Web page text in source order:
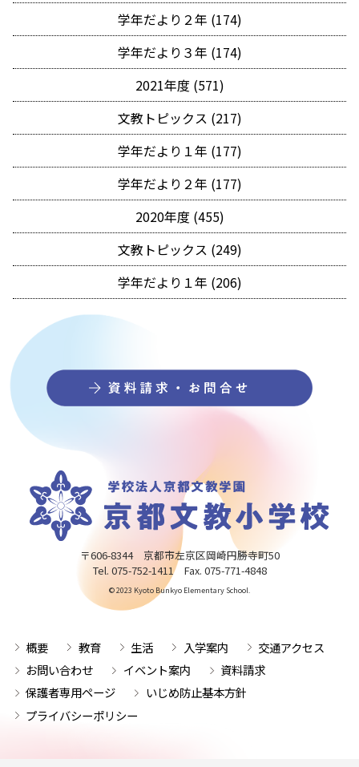
学年だより２年 (174)
学年だより３年 (174)
2021年度 (571)
文教トピックス (217)
学年だより１年 (177)
学年だより２年 (177)
2020年度 (455)
文教トピックス (249)
学年だより１年 (206)
〒606-8344 京都市左京区岡崎円勝寺町50
Tel. 075-752-1411 Fax. 075-771-4848
© 2023 Kyoto Bunkyo Elementary School.
概要 教育 生活 入学案内
交通アクセス
お問い合わせ
イベント案内
資料請求
保護者専用ページ
いじめ防止基本方針
プライバシーポリシー